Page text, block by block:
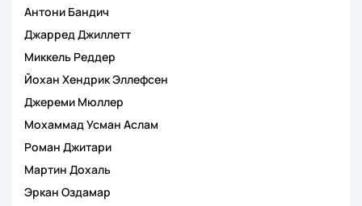
Антони Бандич
Джарред Джиллетт
Миккель Реддер
Йохан Хендрик Эллефсен
Джереми Мюллер
Мохаммад Усман Аслам
Роман Джитари
Мартин Дохаль
Эркан Оздамар